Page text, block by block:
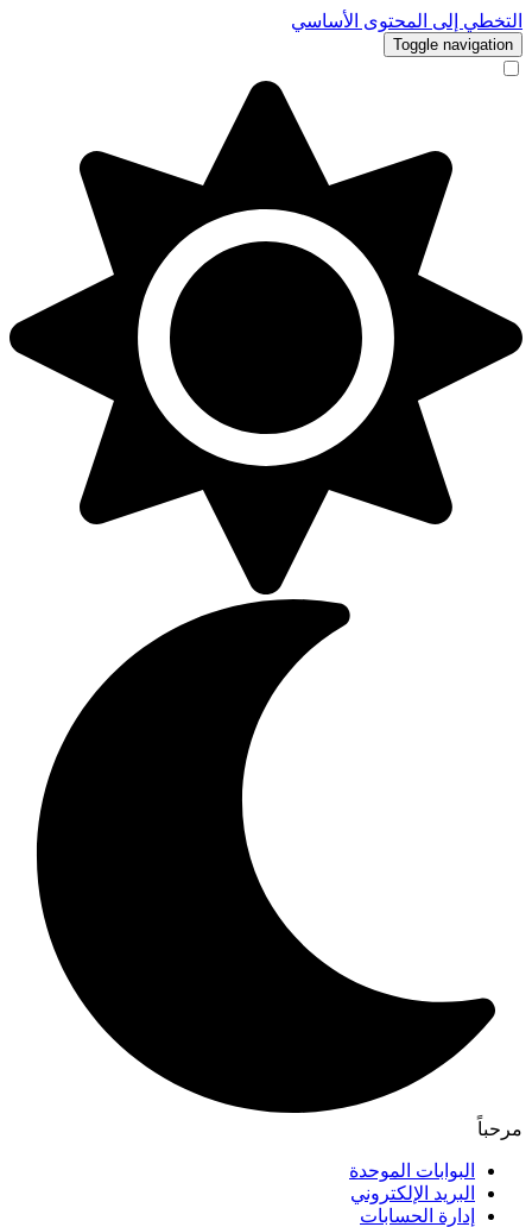
التخطي إلى المحتوى الأساسي
Toggle navigation
مرحباً
البوابات الموحدة
البريد الإلكتروني
إدارة الحسابات